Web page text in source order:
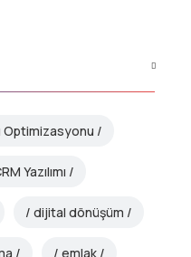
Yazılımı
dijital dönüşüm
emlak